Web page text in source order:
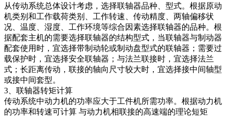
从传动系统总体设计考虑，选择联轴器品种、型式。根据原动
机类别和工作载荷类别、工作转速、传动精度、两轴偏移状
况、温度、湿度、工作环境等综合因素选择联轴器的品种。根
据配套主机的需要选择联轴器的结构型式，当联轴器与制动器
配套使用时，宜选择带制动轮或制动盘型式的联轴器；需要过
载保护时，宜选择安全联轴器；与法兰联接时，宜选择法兰
式；长距离传动，联接的轴向尺寸较大时，宜选择接中间轴型
或接中间套型。
3、联轴器转矩计算
传动系统中动力机的功率应大于工件机所需功率。根据动力机
的功率和转速可计算 与动力机相联接的高速端的理论短矩